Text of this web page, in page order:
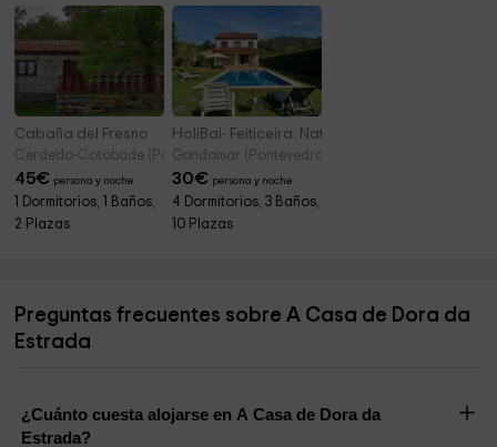
Cabaña del Fresno
Cerdedo-Cotobade (Pontevedra)
45€ persona y noche
1 Dormitorios, 1 Baños,
2 Plazas
HoliBai- Feiticeira. Naturaleza, amplitud
Gondomar (Pontevedra)
30€ persona y noche
4 Dormitorios, 3 Baños,
10 Plazas
Preguntas frecuentes sobre A Casa de Dora da
Estrada
¿Cuánto cuesta alojarse en A Casa de Dora da
Estrada?